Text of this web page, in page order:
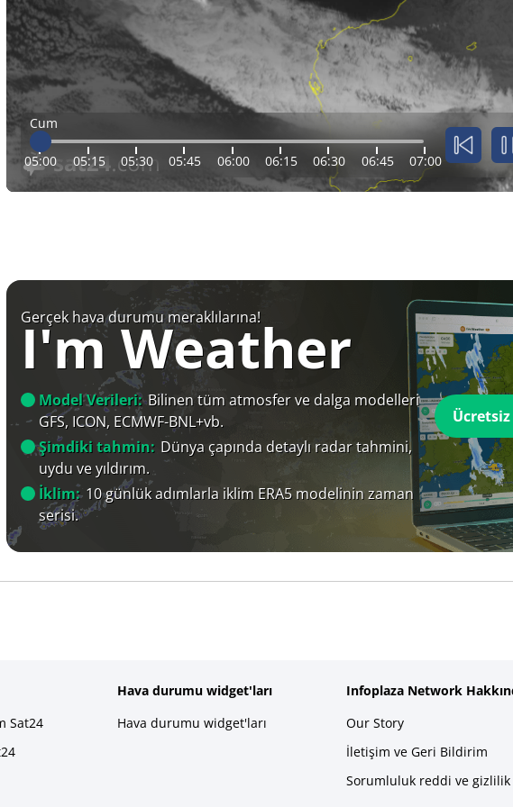
Cum
05:00 05:15 05:30 05:45 06:00 06:15 06:30 06:45 07:00
Gerçek hava durumu meraklılarına!
I'm Weather
Model Verileri: Bilinen tüm atmosfer ve dalga modelleri
GFS, ICON, ECMWF-BNL+vb.
Şimdiki tahmin: Dünya çapında detaylı radar tahmini,
uydu ve yıldırım.
İklim: 10 günlük adımlarla iklim ERA5 modelinin zaman
serisi.
Sat24
Hava durumu widget'ları
Hava durumu widget'ları
Infoplaza Network
Our Story
İletişim ve Geri Bildirim
Sorumluluk reddi ve gizlilik